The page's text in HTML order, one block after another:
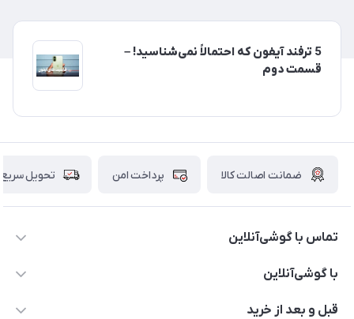
5 ترفند آیفون که احتمالاً نمی‌شناسید! –
قسمت دوم
ضمانت اصالت کالا پرداخت امن تحویل سریع
تماس با گوشی‌آنلاین
۰۲۱91001221
با گوشی‌آنلاین
درباره ما
قبل و بعد از خرید